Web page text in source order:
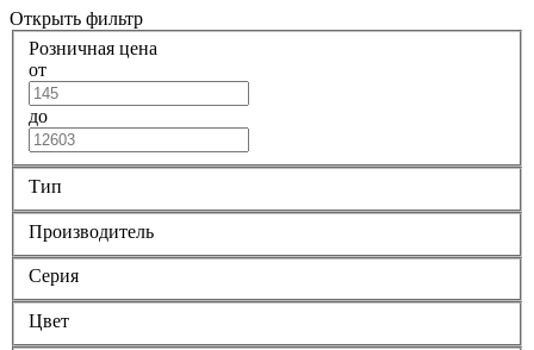
Открыть фильтр
Розничная цена
от
до
Тип
Производитель
Серия
Цвет